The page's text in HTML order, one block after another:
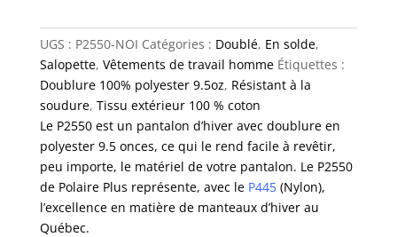
noir
UGS : P2550-NOI Catégories : Doublé, En solde,
Salopette, Vêtements de travail homme Étiquettes :
Doublure 100% polyester 9.5oz, Résistant à la
soudure, Tissu extérieur 100 % coton
Le P2550 est un pantalon d’hiver avec doublure en
polyester 9.5 onces, ce qui le rend facile à revêtir,
peu importe, le matériel de votre pantalon. Le P2550
de Polaire Plus représente, avec le P445 (Nylon),
l’excellence en matière de manteaux d’hiver au
Québec.